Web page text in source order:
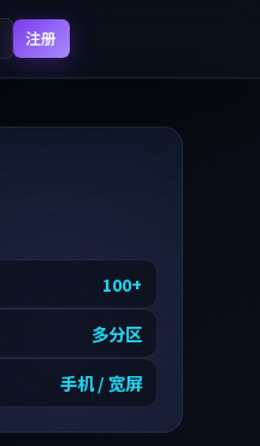
注册
100+
多分区
手机 / 宽屏